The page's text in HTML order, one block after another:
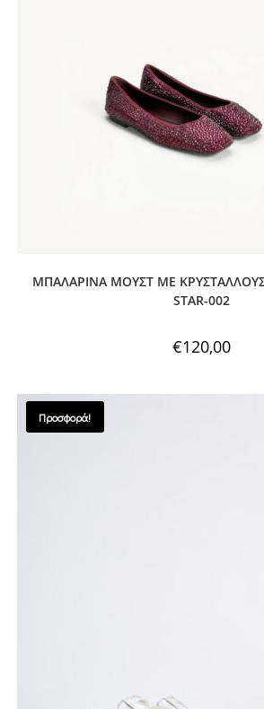
ΜΠΑΛΑΡΙΝΑ ΜΟΥΣΤ ΜΕ
STAR-002
€120,00
SALES !
Προσφορά!